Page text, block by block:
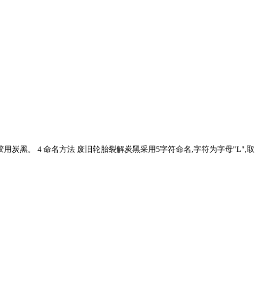
炭黑。 4 命名方法 废旧轮胎裂解炭黑采用5字符命名,字符为字母"L",取